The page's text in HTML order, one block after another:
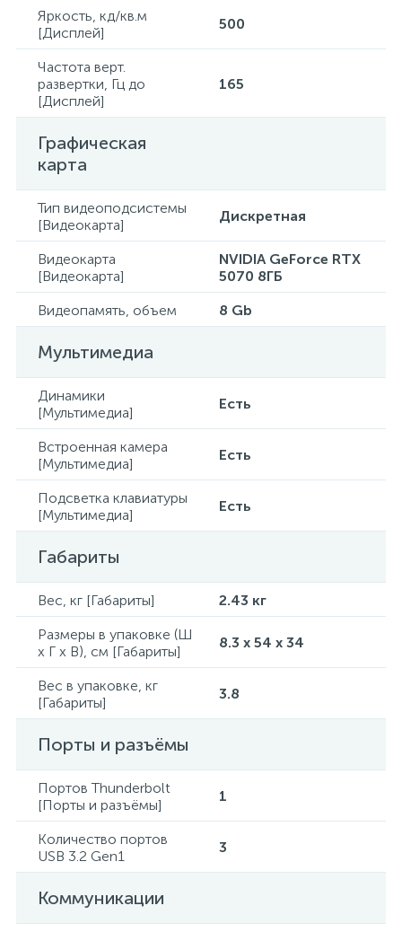
Яркость, кд/кв.м
[Дисплей]
500
Частота верт.
развертки, Гц до
[Дисплей]
165
Графическая
карта
Тип видеоподсистемы
[Видеокарта]
Дискретная
Видеокарта
[Видеокарта]
NVIDIA GeForce RTX
5070 8ГБ
Видеопамять, объем
8 Gb
Мультимедиа
Динамики
[Мультимедиа]
Есть
Встроенная камера
[Мультимедиа]
Есть
Подсветка клавиатуры
[Мультимедиа]
Есть
Габариты
Вес, кг [Габариты]
2.43 кг
Размеры в упаковке (Ш
x Г x В), см [Габариты]
8.3 x 54 x 34
Вес в упаковке, кг
[Габариты]
3.8
Порты и разъёмы
Портов Thunderbolt
[Порты и разъёмы]
1
Количество портов
USB 3.2 Gen1
3
Коммуникации